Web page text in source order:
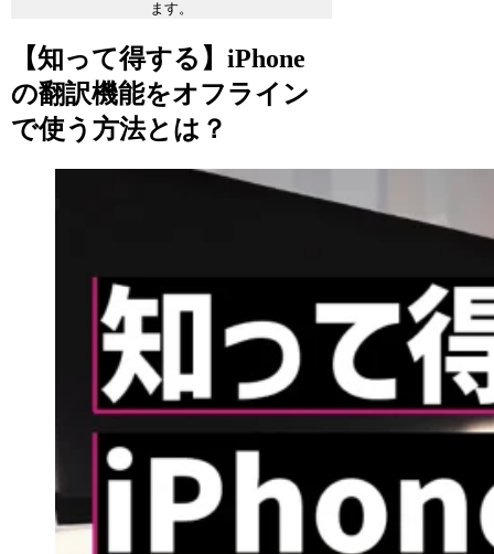
ます。
【知って得する】iPhone
の翻訳機能をオフライン
で使う方法とは？